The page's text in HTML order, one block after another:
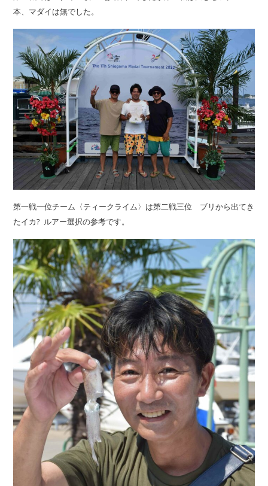
本、マダイは無でした。
第一戦一位チーム〈ティークライム〉は第二戦三位 ブリから出てき
たイカ? ルアー選択の参考です。